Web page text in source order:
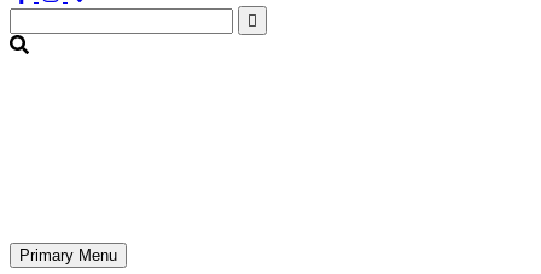
Søg
efter:
Primary Menu